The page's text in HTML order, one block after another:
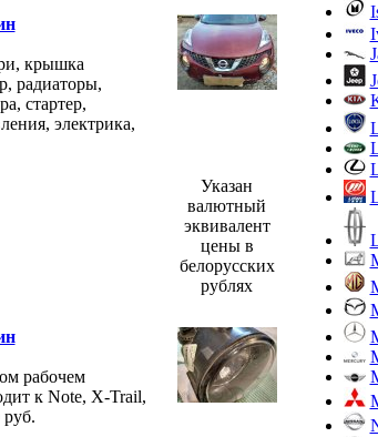
крышка
радиаторы,
стартер,
электрика,
Указан
валютный
эквивалент
цены в
белорусских
рублях
рабочем
к Note, X-Trail,